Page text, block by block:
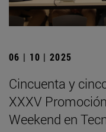
06 | 10 | 2025
Cincuenta y
XXXV
Weekend en